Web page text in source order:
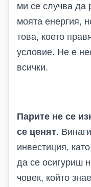
ми се случва да
моята енергия,
това, което
условие. Не е
всички.
Парите не се
се ценят.
инвестиция,
да се осигуриш
човек, който